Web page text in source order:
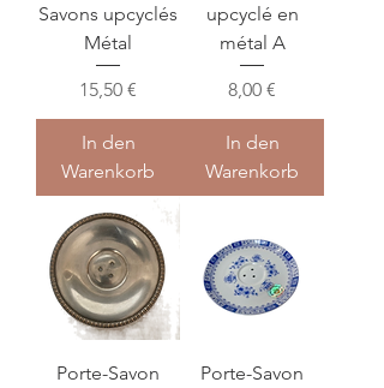
Savons upcyclés
Métal
Preis
15,50 €
In den
Warenkorb
upcyclé en
métal A
Preis
8,00 €
In den
Warenkorb
Porte-Savon
Porte-Savon